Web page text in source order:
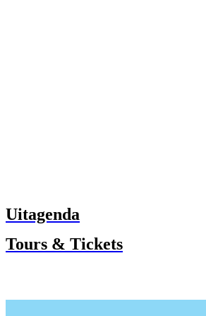
Uitagenda
Tours & Tickets